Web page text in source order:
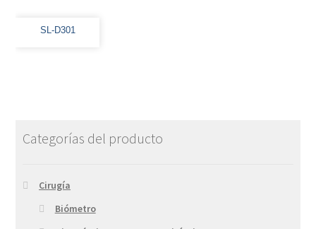
SL-D301
Categorías del producto
Cirugía
Biómetro